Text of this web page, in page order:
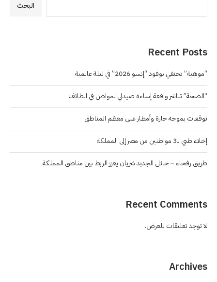
البحث
Recent Posts
“موهبة” تحتفي بوفود “إنسو 2026” في ليلة عالمية
“الصحة” تباشر واقعة إساءة صيدلي لمواطن في الطائف
توقعات بموجة حارة وأمطار على معظم المناطق
إخلاء طبي لـ3 مواطنين من مصر إلى المملكة
طريق رفحاء – حائل الجديد شريان يعزز الربط بين مناطق المملكة
Recent Comments
لا توجد تعليقات للعرض.
Archives